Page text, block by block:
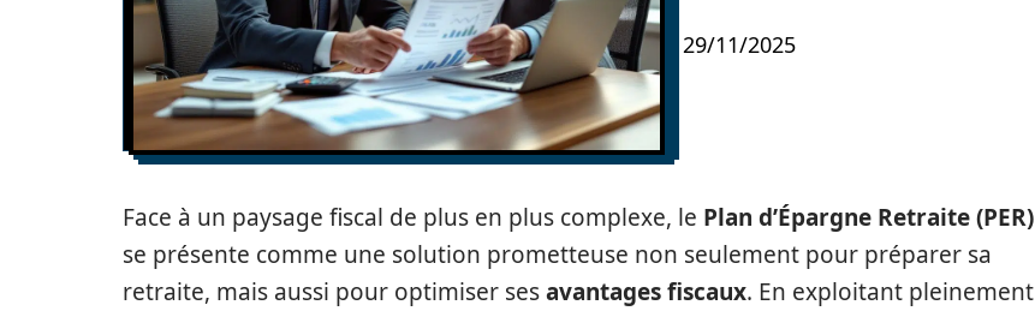
29/11/2025
Face à un paysage fiscal de plus en plus complexe, le Plan d’Épargne Retraite (PER)
se présente comme une solution prometteuse non seulement pour préparer sa
retraite, mais aussi pour optimiser sesavantages fiscaux. En exploitant pleinement